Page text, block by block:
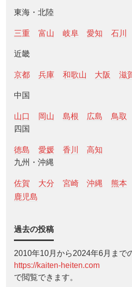
東海・北陸
三重 富山 岐阜 愛知 石川
近畿
京都 兵庫 和歌山 大阪 滋
中国
山口 岡山 島根 広島
鳥取
四国
徳島 愛媛 香川
高知
九州・沖縄
佐賀 大分 宮崎 沖縄 熊本
鹿児島
過去の投稿
2010年10月から2024年6月まで
https://kaiten-heiten.com
で閲覧できます。